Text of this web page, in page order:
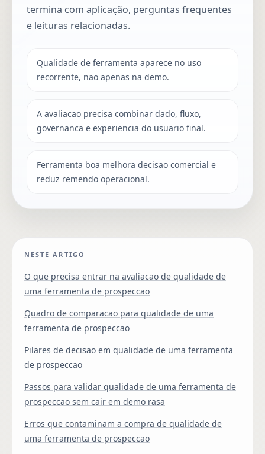
termina com aplicação, perguntas frequentes
e leituras relacionadas.
Qualidade de ferramenta aparece no uso
recorrente, nao apenas na demo.
A avaliacao precisa combinar dado, fluxo,
governanca e experiencia do usuario final.
Ferramenta boa melhora decisao comercial e
reduz remendo operacional.
NESTE ARTIGO
O que precisa entrar na avaliacao de qualidade de
uma ferramenta de prospeccao
Quadro de comparacao para qualidade de uma
ferramenta de prospeccao
Pilares de decisao em qualidade de uma ferramenta
de prospeccao
Passos para validar qualidade de uma ferramenta de
prospeccao sem cair em demo rasa
Erros que contaminam a compra de qualidade de
uma ferramenta de prospeccao